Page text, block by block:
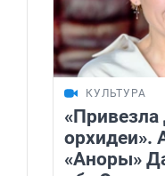
КУЛЬТУРА
орхидеи».
«Аноры»